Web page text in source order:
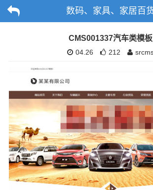
数码、家具、家居百
CMS001337汽车类模板
04.26 212